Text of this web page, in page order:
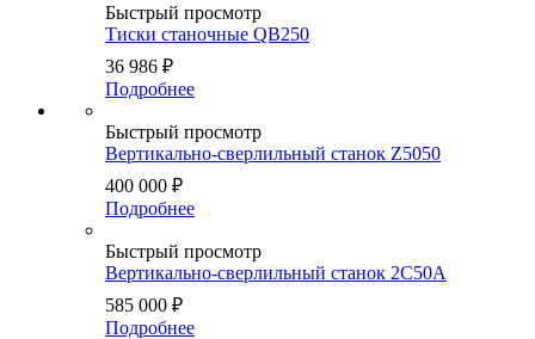
Быстрый просмотр
Тиски станочные QB250
36 986 ₽
Подробнее
Быстрый просмотр
Вертикально-сверлильный станок Z5050
400 000 ₽
Подробнее
Быстрый просмотр
Вертикально-сверлильный станок 2С50А
585 000 ₽
Подробнее